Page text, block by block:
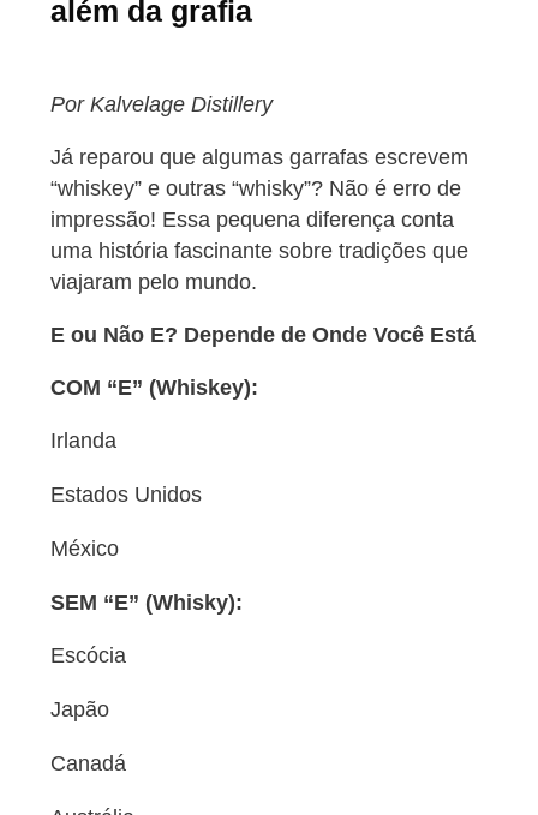
além da grafia
Por Kalvelage Distillery
Já reparou que algumas garrafas escrevem
“whiskey” e outras “whisky”? Não é erro de
impressão! Essa pequena diferença conta
uma história fascinante sobre tradições que
viajaram pelo mundo.
E ou Não E? Depende de Onde Você Está
COM “E” (Whiskey):
Irlanda
Estados Unidos
México
SEM “E” (Whisky):
Escócia
Japão
Canadá